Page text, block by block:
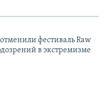
фестиваль Raw
в экстремизме